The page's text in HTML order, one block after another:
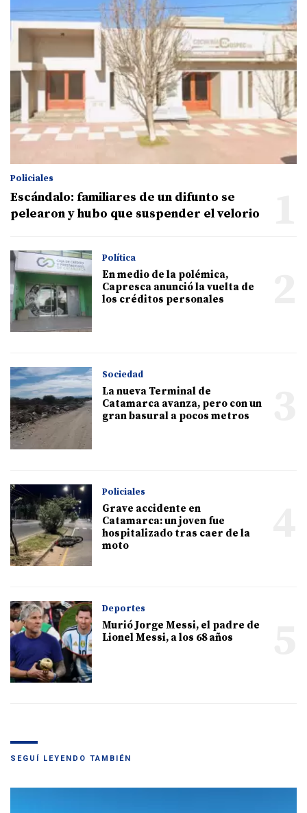
Policiales
Escándalo: familiares de un difunto se
pelearon y hubo que suspender el velorio
Política
En medio de la polémica,
Capresca anunció la vuelta de
los créditos personales
Sociedad
La nueva Terminal de
Catamarca avanza, pero con un
gran basural a pocos metros
Policiales
Grave accidente en
Catamarca: un joven fue
hospitalizado tras caer de la
moto
Deportes
Murió Jorge Messi, el padre de
Lionel Messi, a los 68 años
SEGUÍ LEYENDO TAMBIÉN